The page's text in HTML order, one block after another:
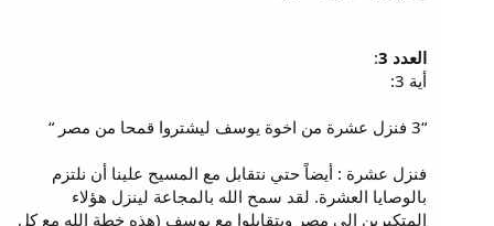
العدد 3
:
أية 3:
“3 فنزل عشرة من اخوة يوسف ليشتروا قمحا من مصر “
فنزل عشرة : أيضاً حتي نتقابل مع المسيح علينا أن نلتزم
بالوصايا العشرة. لقد سمح الله بالمجاعة لينزل هؤلاء
المتكبرين إلي مصر ويتقابلوا مع يوسف (هذه خطة الله مع كل